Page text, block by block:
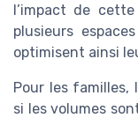
l’impact de
plusieurs
optimisent ainsi
Pour les familles,
si les volumes